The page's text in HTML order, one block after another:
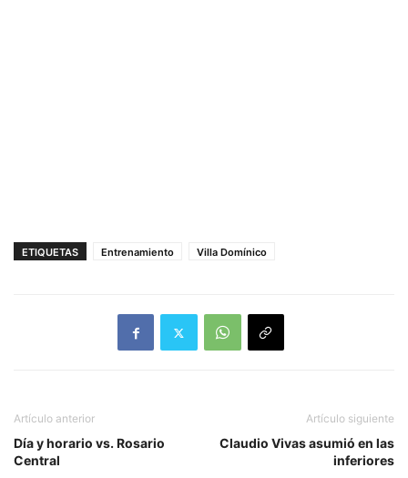
ETIQUETAS Entrenamiento Villa Domínico
Artículo anterior
Día y horario vs. Rosario
Central
Artículo siguiente
Claudio Vivas asumió en las
inferiores